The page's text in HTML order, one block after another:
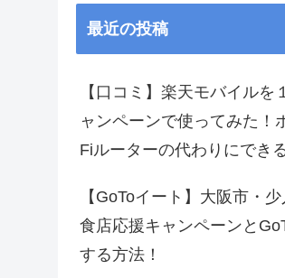
最近の投稿
【口コミ】楽天モバイルを
ャンペーンで使ってみた！
Fiルーターの代わりにでき
【GoToイート】大阪市・
食店応援キャンペーンと
する方法！